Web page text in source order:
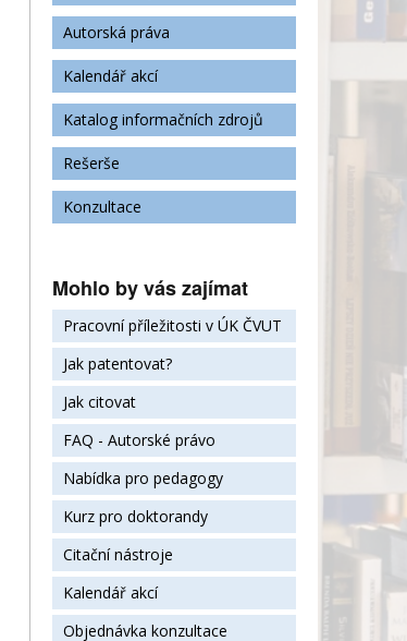
Autorská práva
Kalendář akcí
Katalog informačních zdrojů
Rešerše
Konzultace
Mohlo by vás zajímat
Pracovní příležitosti v ÚK ČVUT
Jak patentovat?
Jak citovat
FAQ - Autorské právo
Nabídka pro pedagogy
Kurz pro doktorandy
Citační nástroje
Kalendář akcí
Objednávka konzultace